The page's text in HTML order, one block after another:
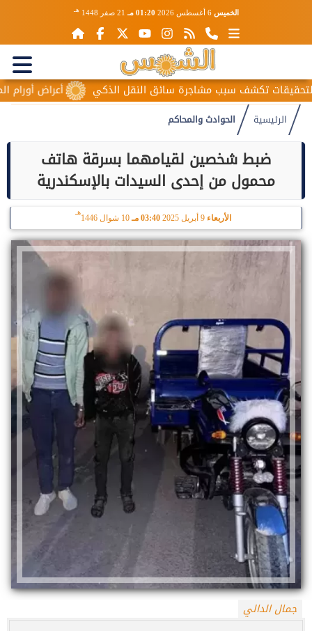
الخميس 6 أغسطس 2026 01:20 مـ 21 صفر 1448 هـ
أعراض أورام المبيض تكشف سبب مشاجرة سائق النقل الذكي
الرئيسية الحوادث والمحاكم
ضبط شخصين لقيامهما بسرقة هاتف
محمول من إحدى السيدات بالإسكندرية
الأربعاء 03:40 مـ 10 شوال 1446
هـ
جمال الدالي